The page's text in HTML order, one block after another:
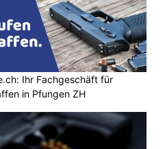
Ihr Fachgeschäft für
in Pfungen ZH